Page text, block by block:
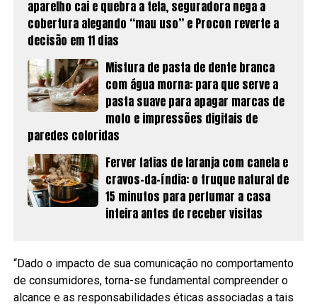
aparelho cai e quebra a tela, seguradora nega a
cobertura alegando “mau uso” e Procon reverte a
decisão em 11 dias
Mistura de pasta de dente branca
com água morna: para que serve a
pasta suave para apagar marcas de
mofo e impressões digitais de
paredes coloridas
Ferver fatias de laranja com canela e
cravos-da-índia: o truque natural de
15 minutos para perfumar a casa
inteira antes de receber visitas
“Dado o impacto de sua comunicação no comportamento
de consumidores, torna-se fundamental compreender o
alcance e as responsabilidades éticas associadas a tais